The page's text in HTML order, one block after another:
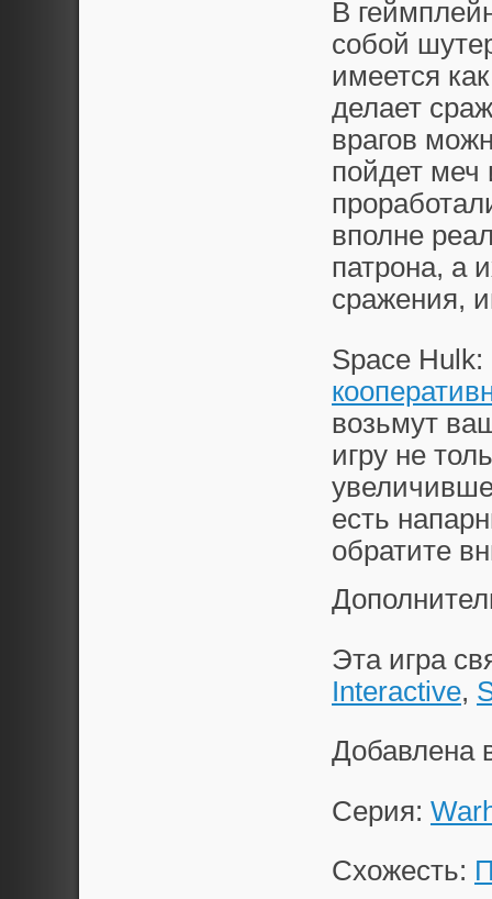
В
собой
имеется
делает
врагов
пойдет меч
вполне
патрона, а
сражения,
Space
возьмут
игру не
есть
обратите
Эта игра
Interactive,
Добавлена
Серия:
Схожесть: